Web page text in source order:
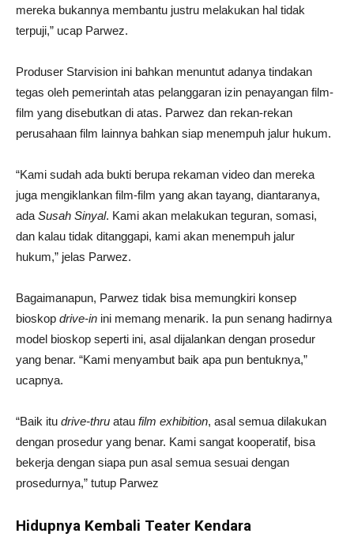
mereka bukannya membantu justru melakukan hal tidak
terpuji,” ucap Parwez.
Produser Starvision ini bahkan menuntut adanya tindakan
tegas oleh pemerintah atas pelanggaran izin penayangan film-
film yang disebutkan di atas. Parwez dan rekan-rekan
perusahaan film lainnya bahkan siap menempuh jalur hukum.
“Kami sudah ada bukti berupa rekaman video dan mereka
juga mengiklankan film-film yang akan tayang, diantaranya,
ada Susah Sinyal. Kami akan melakukan teguran, somasi,
dan kalau tidak ditanggapi, kami akan menempuh jalur
hukum,” jelas Parwez.
Bagaimanapun, Parwez tidak bisa memungkiri konsep
bioskop drive-in ini memang menarik. Ia pun senang hadirnya
model bioskop seperti ini, asal dijalankan dengan prosedur
yang benar. “Kami menyambut baik apa pun bentuknya,”
ucapnya.
“Baik itu drive-thru atau film exhibition, asal semua dilakukan
dengan prosedur yang benar. Kami sangat kooperatif, bisa
bekerja dengan siapa pun asal semua sesuai dengan
prosedurnya,” tutup Parwez
Hidupnya Kembali Teater Kendara